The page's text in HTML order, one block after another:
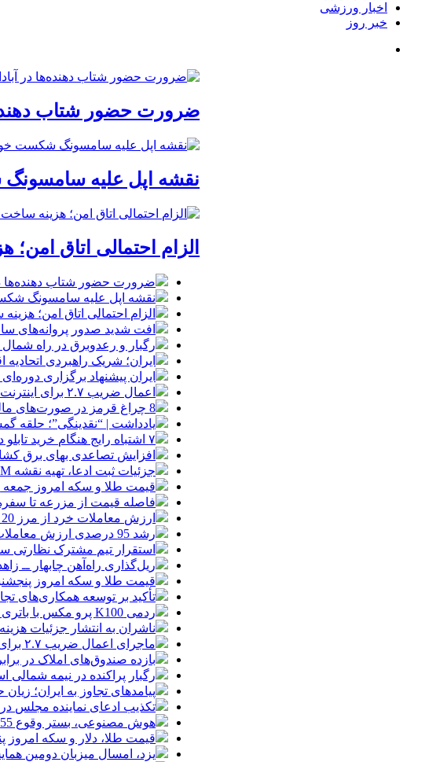
اخبار ورزشی
خبر روز
ضرورت حضور شتاب
نقشه اپل علیه
الزام احتمالی اتاق
ضرورت حضور شتاب ‌دهنده‌ها
نقشه اپل علیه سامسونگ
الزام احتمالی اتاق امن؛
افت شدید صدور پروانه‌های
رگبار و رعدوبرق در راه
ایران؛ شریک راهبردی
ایران پیشنهاد برگزاری
اعمال ضریب ۲.۷ برای اینترنت بین‌الملل صحت دارد؟ / واکنش سازمان تنظیم مقررات
8 چراغ قرمز در صورت‌های مالی که احتمال تقلب را آشکار می‌کند
یادداشت | “نقدینگی”؛ حلقه
۷ اشتباه رایج هنگام خرید تابلو دکوراتیو که بهتر است مرتکب نشوید
افزایش تصاعدی بهای برق
جزئیات ثبت ادعا، تهیه نقشه UTM و ارائه مادر سند اعلام شد
قیمت طلا و سکه امروز جمعه ۱۶ مرداد/ کاهش قیمت ها+ جدول و جزییات
فاصله قیمت از مزرعه تا
ارزش معاملات خرد از مرز 20 همت عبور کرد
رشد 95 درصدی ارزش معاملات بورس‌های کالایی
استقرار تیم مشترک نظارتی
ریل‌گذاری راه‌آهن چابهار ــ
قیمت طلا و سکه امروز پنجشنبه 15مرداد/ تمام قیمت ها بر مدار افزایش +
تأکید بر توسعه همکاری‌های
ردمی K100 پرو مکس با باتری غول‌پیکر و شارژ بی‌سیم روانه بازار می‌شود
ناشران به انتشار جزئیات
ماجرای اعمال ضریب ۲.۷ برای اینترنت بین‌الملل چیست؟
بازده صندوق‌های املاک در
رگبار پراکنده در نیمه شمالی
پیامدهای تجاوز به ایران؛ زیان حدود ۲۰۰ میلیون یورویی شرکت
تکذیب ادعای نماینده مجلس
هوش مصنوعی، بستر وقوع 55درصد جرایم سایبری آفریقاست
قیمت طلا، دلار و سکه امروز پنجشنبه 15مرداد/ افزایش
یزد، امسال میزبان دومین